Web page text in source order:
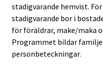
stadigvarande hemvist.
stadigvarande bor i
för föräldrar, make/maka
Programmet bildar
personbeteckningar.